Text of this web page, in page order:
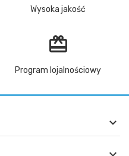
Wysoka jakość
redeem
Program lojalnościowy
